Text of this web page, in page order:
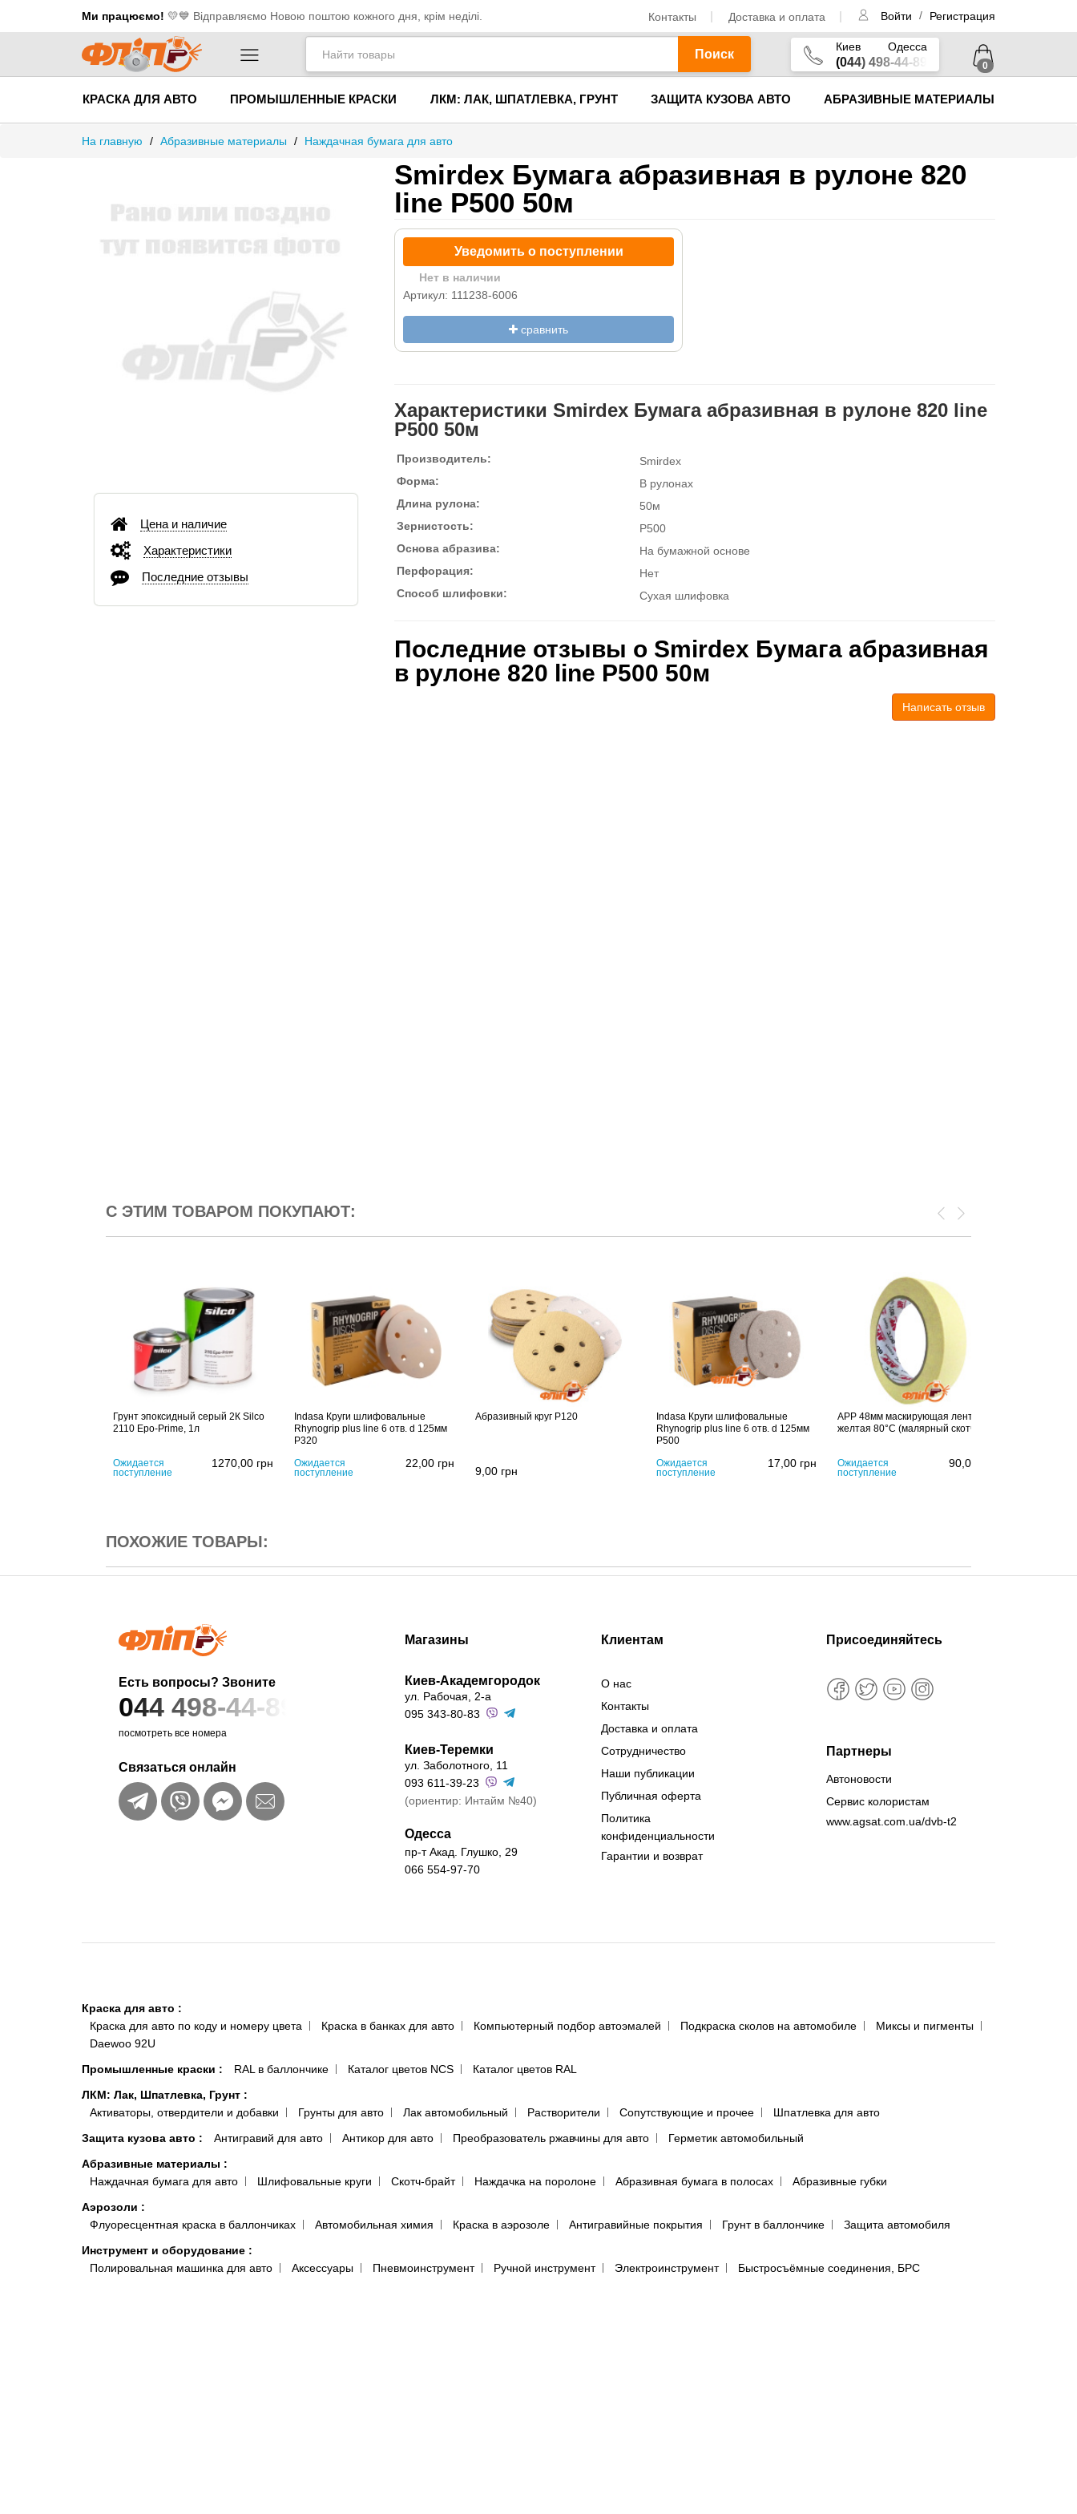
Ми працюємо! 💛​💙 Відправляємо Новою поштою кожного дня, крім неділі. Контакты Доставка и оплата Войти / Регистрация
Поиск
Киев Одесса
(044) 498-44-89 0
КРАСКА ДЛЯ АВТО ПРОМЫШЛЕННЫЕ КРАСКИ ЛКМ: ЛАК, ШПАТЛЕВКА, ГРУНТ ЗАЩИТА КУЗОВА АВТО АБРАЗИВНЫЕ МАТЕРИАЛЫ
На главную / Абразивные материалы / Наждачная бумага для авто
Цена и наличие
Характеристики
Последние отзывы
Smirdex Бумага абразивная в рулоне 820
line P500 50м
Уведомить о поступлении
Нет в наличии
Артикул: 111238-6006
сравнить
Характеристики Smirdex Бумага абразивная в рулоне 820 line
P500 50м
Производитель:
Smirdex
Форма:
В рулонах
Длина рулона:
50м
Зернистость:
P500
Основа абразива:
На бумажной основе
Перфорация:
Нет
Способ шлифовки:
Сухая шлифовка
Последние отзывы о Smirdex Бумага абразивная
в рулоне 820 line P500 50м
Написать отзыв
С ЭТИМ ТОВАРОМ ПОКУПАЮТ:
Грунт эпоксидный серый 2К Silco
2110 Epo-Prime, 1л
Ожидается
поступление
1270,00 грн
Indasa Круги шлифовальные
Rhynogrip plus line 6 отв. d 125мм
P320
Ожидается
поступление
22,00 грн
Абразивный круг P120
9,00 грн
Indasa Круги шлифовальные
Rhynogrip plus line 6 отв. d 125мм
P500
Ожидается
поступление
17,00 грн
APP 48мм маскирующая лента
желтая 80°С (малярный скотч)
Ожидается
поступление
90,00
ПОХОЖИЕ ТОВАРЫ:
Есть вопросы? Звоните
044 498-44-89
посмотреть все номера
Связаться онлайн
Магазины
Киев-Академгородок
ул. Рабочая, 2-а
095 343-80-83
Киев-Теремки
ул. Заболотного, 11
093 611-39-23
(ориентир: Интайм №40)
Одесса
пр-т Акад. Глушко, 29
066 554-97-70
Клиентам
О нас
Контакты
Доставка и оплата
Сотрудничество
Наши публикации
Публичная оферта
Политика
конфиденциальности
Гарантии и возврат
Присоединяйтесь
Партнеры
Автоновости
Сервис колористам
www.agsat.com.ua/dvb-t2
Краска для авто :
Краска для авто по коду и номеру цвета
Краска в банках для авто Компьютерный подбор автоэмалей Подкраска сколов на автомобиле
Миксы и пигменты
Daewoo 92U
Промышленные краски : RAL в баллончике Каталог цветов NCS
Каталог цветов RAL
ЛКМ: Лак, Шпатлевка, Грунт :
Активаторы, отвердители и добавки
Грунты для авто Лак автомобильный Растворители Сопутствующие и прочее
Шпатлевка для авто
Защита кузова авто : Антигравий для авто Антикор для авто Преобразователь ржавчины для авто
Герметик автомобильный
Абразивные материалы :
Наждачная бумага для авто
Шлифовальные круги Скотч-брайт Наждачка на поролоне Абразивная бумага в полосах
Абразивные губки
Аэрозоли :
Флуоресцентная краска в баллончиках
Автомобильная химия Краска в аэрозоле Антигравийные покрытия Грунт в баллончике
Защита автомобиля
Инструмент и оборудование :
Полировальная машинка для авто
Аксессуары Пневмоинструмент Ручной инструмент Электроинструмент
Быстросъёмные соединения, БРС